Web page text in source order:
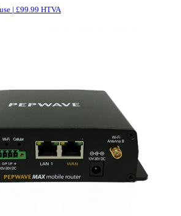
| £99.99 HTVA